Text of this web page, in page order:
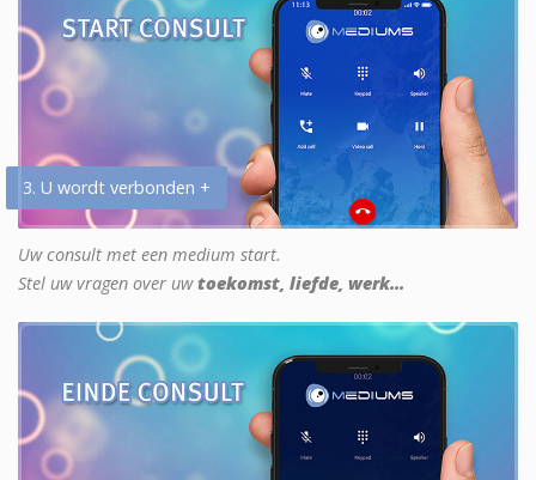
3. U wordt verbonden +
Uw consult met een medium start.
Stel uw vragen over uwtoekomst, liefde, werk...